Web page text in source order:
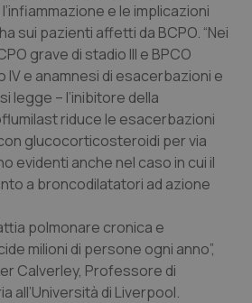
coronaropatie
e le implicazioni
sui pazienti affetti da BCPO. “Nei
grave di stadio III e BPCO
IV e anamnesi di esacerbazioni e
legge – l’inibitore della
riduce le esacerbazioni
glucocorticosteroidi per via
evidenti anche nel caso in cui il
a broncodilatatori ad azione
polmonare cronica e
milioni di persone ogni anno”,
Calverley, Professore di
all’Università di Liverpool.